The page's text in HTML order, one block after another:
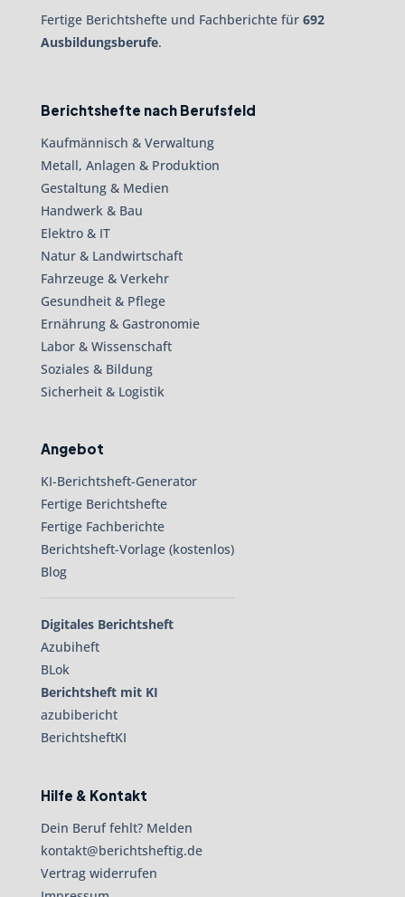
Fertige Berichtshefte und Fachberichte für 692
Ausbildungsberufe.
Berichtshefte nach Berufsfeld
Kaufmännisch & Verwaltung
Metall, Anlagen & Produktion
Gestaltung & Medien
Handwerk & Bau
Elektro & IT
Natur & Landwirtschaft
Fahrzeuge & Verkehr
Gesundheit & Pflege
Ernährung & Gastronomie
Labor & Wissenschaft
Soziales & Bildung
Sicherheit & Logistik
Angebot
KI-Berichtsheft-Generator
Fertige Berichtshefte
Fertige Fachberichte
Berichtsheft-Vorlage (kostenlos)
Blog
Digitales Berichtsheft
Azubiheft
BLok
Berichtsheft mit KI
azubibericht
BerichtsheftKI
Hilfe & Kontakt
Dein Beruf fehlt? Melden
kontakt@berichtsheftig.de
Vertrag widerrufen